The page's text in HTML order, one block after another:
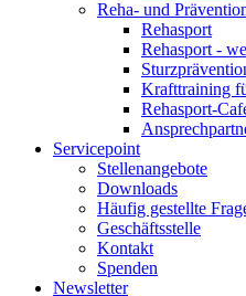
Reha- und
Rehasport
Rehasport -
Krafttraining
Rehasport-
Servicepoint
Stellenangebote
Downloads
Häufig gestellte
Geschäftsstelle
Kontakt
Spenden
Newsletter